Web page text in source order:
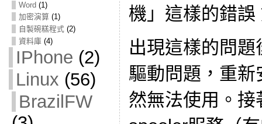
Word (1)
加密演算(1)
自製碗糕程式(2)
資料庫(4)
IPhone (2)
Linux (56)
BrazilFW
機」這樣的錯誤
出現這樣的問
驅動問題，重
然無法使用。